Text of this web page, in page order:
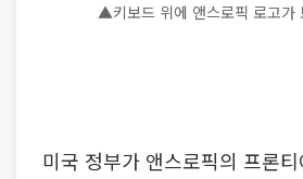
▲키보드 위에 앤스로픽 로고가
미국 정부가 앤스로픽의 프론